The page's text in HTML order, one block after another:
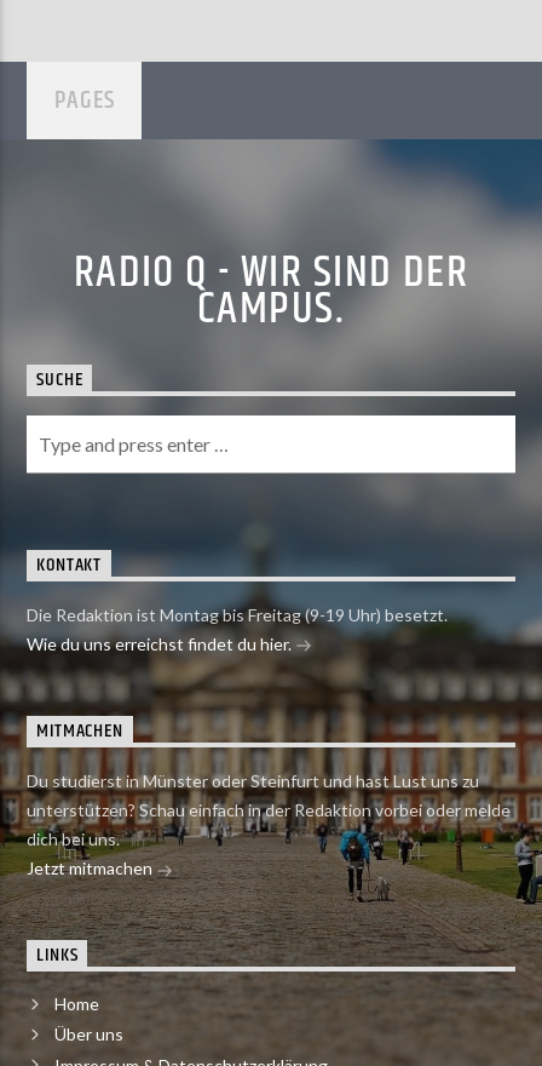
PAGES
RADIO Q - WIR SIND DER
CAMPUS.
SUCHE
KONTAKT
Die Redaktion ist Montag bis Freitag (9-19 Uhr) besetzt.
Wie du uns erreichst findet du hier.
MITMACHEN
Du studierst in Münster oder Steinfurt und hast Lust uns zu
unterstützen? Schau einfach in der Redaktion vorbei oder melde
dich bei uns.
Jetzt mitmachen
LINKS
Home
Über uns